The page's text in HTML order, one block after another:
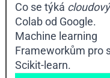
Co se týká
Colabod Google.
Machine learning
Frameworkům pro
Scikit-learn.